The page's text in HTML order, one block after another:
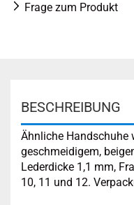
Frage zum Produkt
BESCHREIBUNG
Ähnliche Handschuhe
geschmeidigem,
Lederdicke 1,1 mm,
10, 11 und 12.